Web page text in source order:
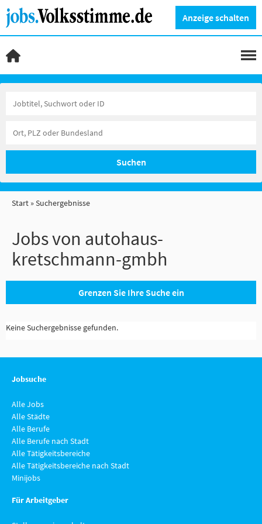
Anzeige schalten
Suchen
Start Suchergebnisse
Jobs von autohaus-
kretschmann-gmbh
Grenzen Sie Ihre Suche ein
Keine Suchergebnisse gefunden.
Jobsuche
Alle Jobs
Alle Städte
Alle Berufe
Alle Berufe nach Stadt
Alle Tätigkeitsbereiche
Alle Tätigkeitsbereiche nach Stadt
Minijobs
Für Arbeitgeber